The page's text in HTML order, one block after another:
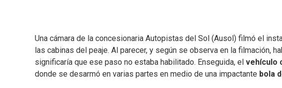
Una cámara de la concesionaria Autopistas del Sol (Ausol) filmó el
las cabinas del peaje. Al parecer, y según se observa en la filmación,
significaría que ese paso no estaba habilitado. Enseguida, el vehículo
donde se desarmó en varias partes en medio de una impactante bola